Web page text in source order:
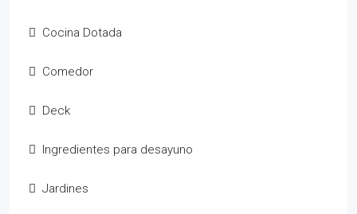
Cocina Dotada
Comedor
Deck
Ingredientes para desayuno
Jardines